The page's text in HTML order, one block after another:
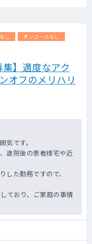
し
オンコールなし
集】適度なアク
オフのメリハリ
気です。
退院後の患者様宅や近
した勤務ですので、
ており、ご家庭の事情